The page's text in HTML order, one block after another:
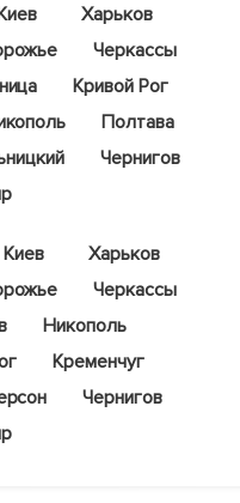
Харьков
Черкассы
Кривой Рог
Полтава
Чернигов
Киев
Харьков
Черкассы
Никополь
Кременчуг
Чернигов